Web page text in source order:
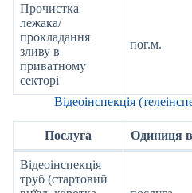
Прочистка
лежака/
прокладання
зливу в
приватному
секторі
пог.м.
Відеоінспекція
Послуга Одиниця
Відеоінспекція
труб (стартовий